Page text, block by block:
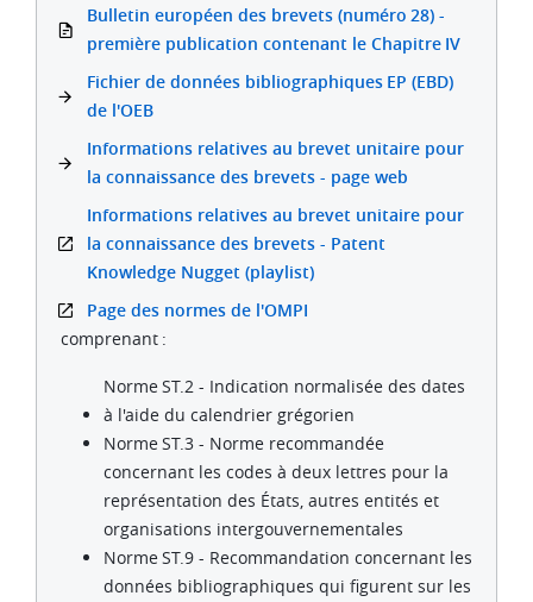
Bulletin européen des brevets (numéro 28) -
première publication contenant le Chapitre IV
Fichier de données bibliographiques EP (EBD)
de l'OEB
Informations relatives au brevet unitaire pour
la connaissance des brevets - page web
Informations relatives au brevet unitaire pour
la connaissance des brevets - Patent
Knowledge Nugget (playlist)
Page des normes de l'OMPI
comprenant :
Norme ST.2 - Indication normalisée des dates
à l'aide du calendrier grégorien
Norme ST.3 - Norme recommandée
concernant les codes à deux lettres pour la
représentation des États, autres entités et
organisations intergouvernementales
Norme ST.9 - Recommandation concernant les
données bibliographiques qui figurent sur les